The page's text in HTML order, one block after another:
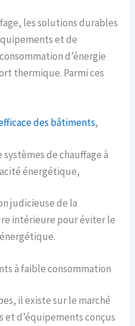
les solutions durables
et de
d’énergie
thermique. Parmi ces
des bâtiments,
systèmes de chauffage à
énergétique,
judicieuse de la
intérieure pour éviter le
à faible consommation
il existe sur le marché
et d’équipements conçus